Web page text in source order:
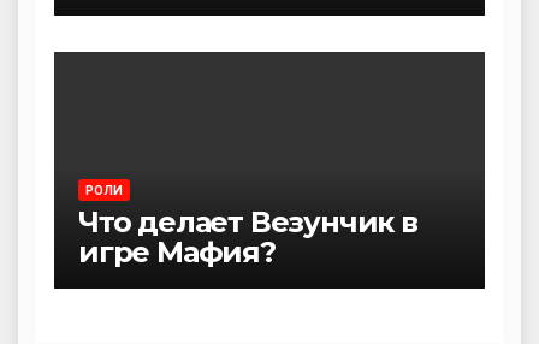
РОЛИ
Что делает Везунчик в
игре Мафия?